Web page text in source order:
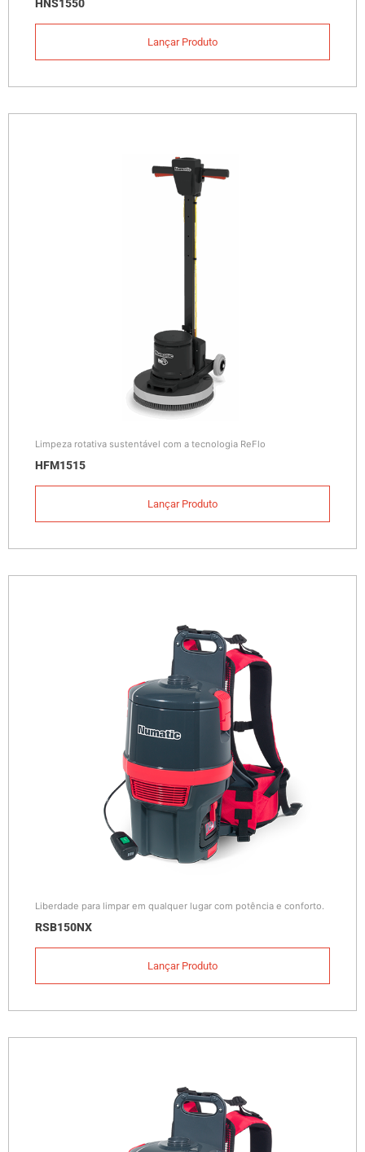
HNS1550
Lançar Produto
Limpeza rotativa sustentável com a tecnologia ReFlo
HFM1515
Lançar Produto
Liberdade para limpar em qualquer lugar com potência e conforto.
RSB150NX
Lançar Produto